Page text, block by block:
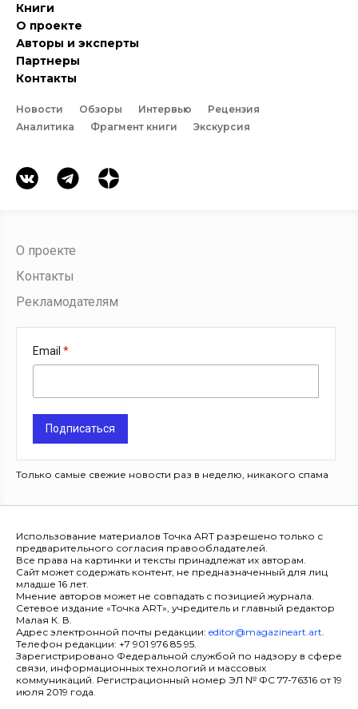
Книги
О проекте
Авторы и эксперты
Партнеры
Контакты
Новости Обзоры Интервью
Рецензия
Аналитика
Фрагмент книги Экскурсия
О проекте
Контакты
Рекламодателям
Email
Подписаться
Только самые свежие новости раз в неделю, никакого спама
Использование материалов Точка ART разрешено только с
предварительного согласия правообладателей.
Все права на картинки и тексты принадлежат их авторам.
Сайт может содержать контент, не предназначенный для лиц
младше 16 лет.
Мнение авторов может не совпадать с позицией журнала.
Сетевое издание «Точка ART», учредитель и главный редактор
Малая К. В.
Адрес электронной почты редакции: editor@magazineart.art.
Телефон редакции: +7 901 976 85 95.
Зарегистрировано Федеральной службой по надзору в сфере
связи, информационных технологий и массовых
коммуникаций. Регистрационный номер ЭЛ № ФС 77-76316 от 19
июля 2019 года.